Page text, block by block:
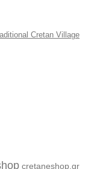
Cretan Village
cretaneshop.gr